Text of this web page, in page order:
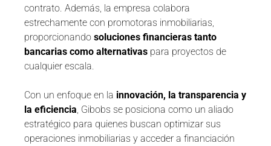
contrato. Además, la empresa colabora
estrechamente con promotoras inmobiliarias,
proporcionando soluciones financieras tanto
bancarias como alternativas para proyectos de
cualquier escala.
Con un enfoque en la innovación, la transparencia y
la eficiencia, Gibobs se posiciona como un aliado
estratégico para quienes buscan optimizar sus
operaciones inmobiliarias y acceder a financiación